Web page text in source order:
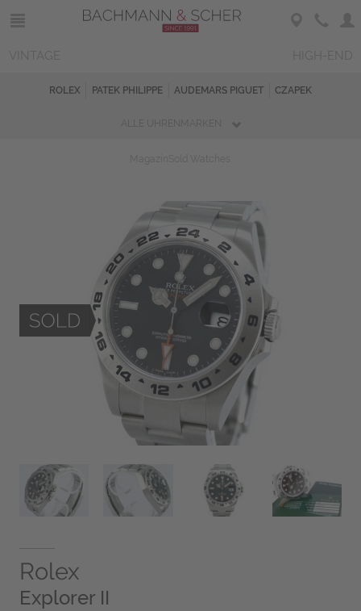
ROLEX PATEK PHILIPPE AUDEMARS PIGUET CZAPEK
Rolex
Explorer II